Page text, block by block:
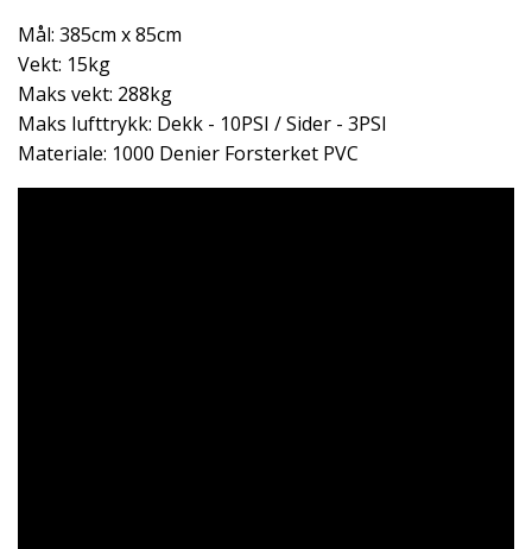
Mål: 385cm x 85cm
Vekt: 15kg
Maks vekt: 288kg
Maks lufttrykk: Dekk - 10PSI / Sider - 3PSI
Materiale: 1000 Denier Forsterket PVC